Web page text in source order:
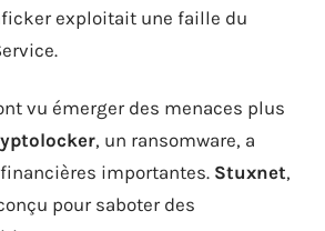
exploitait une faille du
vu émerger des menaces plus
, un ransomware, a
importantes. Stuxnet,
pour saboter des